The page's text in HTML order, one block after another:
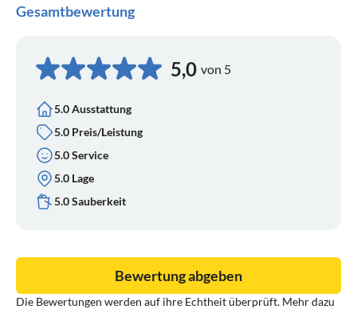
Gesamtbewertung
5,0 von 5
5.0 Ausstattung
5.0 Preis/Leistung
5.0 Service
5.0 Lage
5.0 Sauberkeit
Die Bewertungen werden auf ihre Echtheit überprüft. Mehr dazu
Bewertung abgeben